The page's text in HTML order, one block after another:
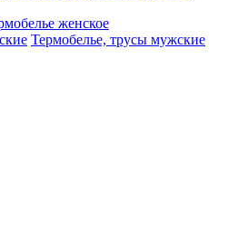
женское
Термобелье, трусы мужские